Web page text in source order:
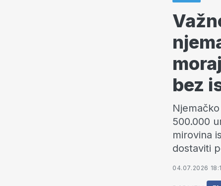
bez
500.000
mirovina
dostaviti
04.07.2026